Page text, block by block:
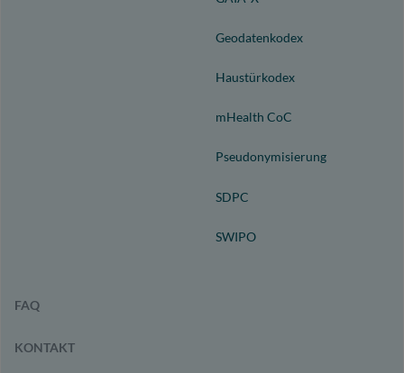
Geodatenkodex
Haustürkodex
mHealth CoC
Pseudonymisierung
SDPC
SWIPO
FAQ
KONTAKT